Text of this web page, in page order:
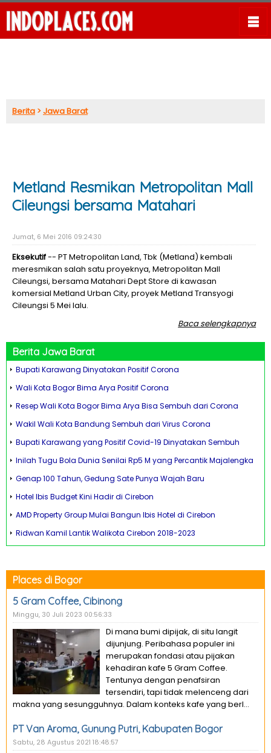
Berita >Jawa Barat
Metland Resmikan Metropolitan Mall
Cileungsi bersama Matahari
Jumat, 6 Mei 2016 09:24:30
Eksekutif-- PT Metropolitan Land, Tbk (Metland) kembali
meresmikan salah satu proyeknya, Metropolitan Mall
Cileungsi, bersama Matahari Dept Store di kawasan
komersial Metland Urban City, proyek Metland Transyogi
Cileungsi 5 Mei lalu.
Baca selengkapnya
Berita Jawa Barat
Bupati Karawang Dinyatakan Positif Corona
Wali Kota Bogor Bima Arya Positif Corona
Resep Wali Kota Bogor Bima Arya Bisa Sembuh dari Corona
Wakil Wali Kota Bandung Sembuh dari Virus Corona
Bupati Karawang yang Positif Covid-19 Dinyatakan Sembuh
Inilah Tugu Bola Dunia Senilai Rp5 M yang Percantik Majalengka
Genap 100 Tahun, Gedung Sate Punya Wajah Baru
Hotel Ibis Budget Kini Hadir di Cirebon
AMD Property Group Mulai Bangun Ibis Hotel di Cirebon
Ridwan Kamil Lantik Walikota Cirebon 2018-2023
Places di Bogor
5 Gram Coffee, Cibinong
Minggu, 30 Juli 2023 00:56:33
Di mana bumi dipijak, di situ langit
dijunjung. Peribahasa populer ini
merupakan fondasi atau pijakan
kehadiran kafe 5 Gram Coffee.
Tentunya dengan penafsiran
tersendiri, tapi tidak melenceng dari
makna yang sesungguhnya. Dalam konteks kafe yang berl...
PT Van Aroma, Gunung Putri, Kabupaten Bogor
Sabtu, 28 Agustus 2021 18:48:57